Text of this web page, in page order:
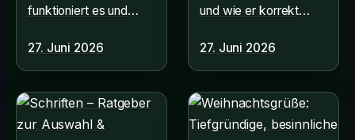
funktioniert es und
Infos hier!
27. Juni 2026
und wie er korrekt
Regeln und
Tastaturkürzel hier
27. Juni 2026